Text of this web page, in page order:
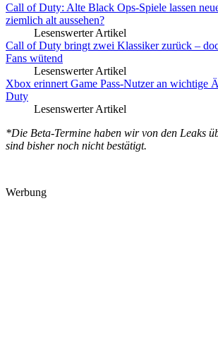
Call of Duty: Alte Black Ops-Spiele lassen
ziemlich alt aussehen?
Lesenswerter Artikel
Call of Duty bringt zwei Klassiker zurück –
Fans wütend
Lesenswerter Artikel
Xbox erinnert Game Pass-Nutzer an wichtige
Duty
Lesenswerter Artikel
*Die Beta-Termine haben wir von den Leaks
sind bisher noch nicht bestätigt.
Werbung